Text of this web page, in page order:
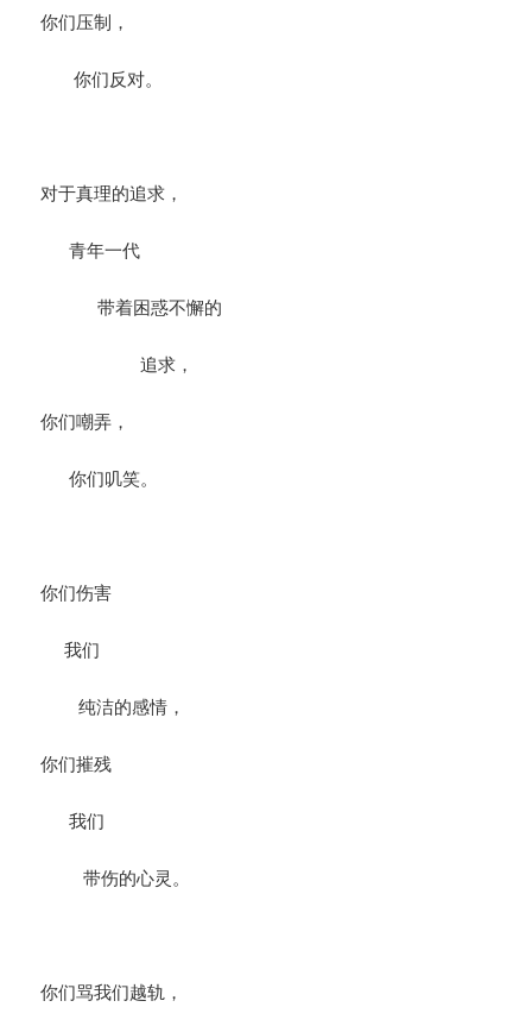
你们压制，
你们反对。
对于真理的追求，
青年一代
带着困惑不懈的
追求，
你们嘲弄，
你们叽笑。
你们伤害
我们
纯洁的感情，
你们摧残
我们
带伤的心灵。
你们骂我们越轨，